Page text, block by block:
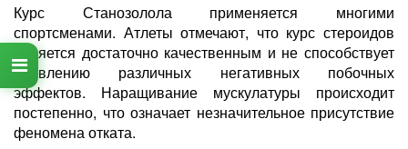
Курс Станозолола применяется многими
спортсменами. Атлеты отмечают, что курс стероидов
является достаточно качественным и не способствует
появлению различных негативных побочных
эффектов. Наращивание мускулатуры происходит
постепенно, что означает незначительное присутствие
феномена отката.